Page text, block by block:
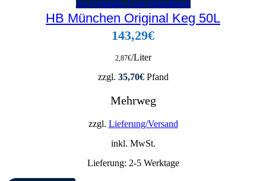
zur Getränke-Liste hinzufügen
HB München Original Keg 50L
143,29€
2,87€/Liter
zzgl. 35,70€Pfand
Mehrweg
zzgl. Lieferung/Versand
inkl. MwSt.
Lieferung: 2-5 Werktage